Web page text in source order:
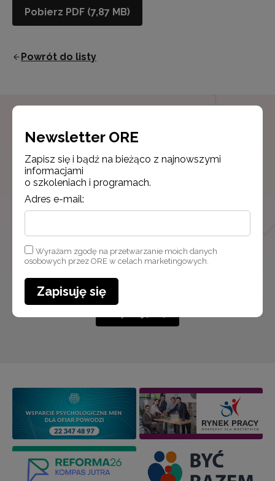
Pobierz PDF (7,87 MB)
Powrót do listy
Newsletter ORE
Zapisz się i bądź na bieżąco z najnowszymi
o szkoleniach i programach.
Adres e-mail:
Wyrażam zgodę na przetwarzanie moich danych osobowych
przez ORE w celach marketingowych.
Newsletter ORE
Zapisz się i bądź na bieżąco z najnowszymi
informacjami
o szkoleniach i programach.
Adres e-mail:
Wyrażam zgodę na przetwarzanie moich danych
osobowych przez ORE w celach marketingowych.
Zapisuję się